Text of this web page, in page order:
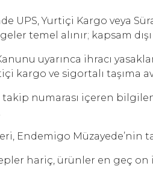
UPS, Yurtiçi Kargo veya
temel alınır; kapsam
uyarınca ihracı
kargo ve sigortalı taşıma
numarası içeren
Endemigo Müzayede’nin
hariç, ürünler en geç